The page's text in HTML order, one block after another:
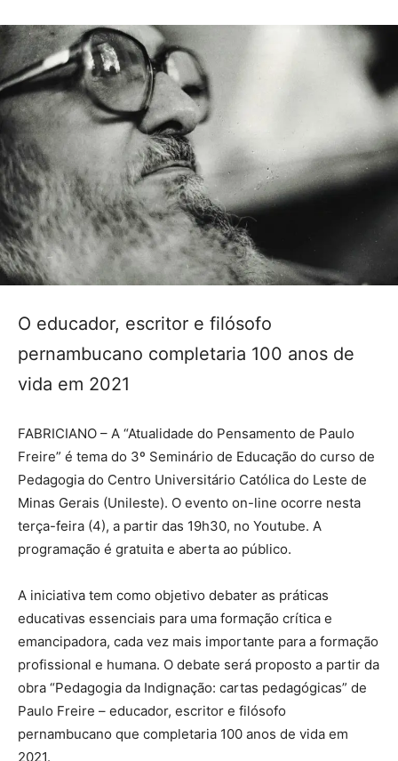
O educador, escritor e filósofo
pernambucano completaria 100 anos de
vida em 2021
FABRICIANO – A “Atualidade do Pensamento de Paulo
Freire” é tema do 3º Seminário de Educação do curso de
Pedagogia do Centro Universitário Católica do Leste de
Minas Gerais (Unileste). O evento on-line ocorre nesta
terça-feira (4), a partir das 19h30, no Youtube. A
programação é gratuita e aberta ao público.
A iniciativa tem como objetivo debater as práticas
educativas essenciais para uma formação crítica e
emancipadora, cada vez mais importante para a formação
profissional e humana. O debate será proposto a partir da
obra “Pedagogia da Indignação: cartas pedagógicas” de
Paulo Freire – educador, escritor e filósofo
pernambucano que completaria 100 anos de vida em
2021.